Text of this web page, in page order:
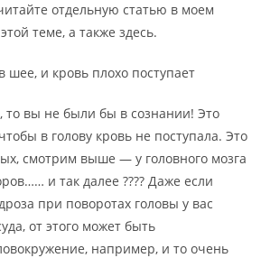
отдельную статью в моем
теме, а также здесь.
шее, и кровь плохо поступает
то вы не были бы в сознании! Это
в голову кровь не поступала. Это
смотрим выше — у головного мозга
и так далее ???? Даже если
при поворотах головы у вас
от этого может быть
например, и то очень